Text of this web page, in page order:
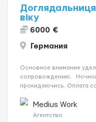
віку
6000 €
Германия
Основное внимание
сопровождению. Ночной
прокидаючись. Оплата
сидіти). Уход
требования: Пол ка...
Medius Work
Агентство